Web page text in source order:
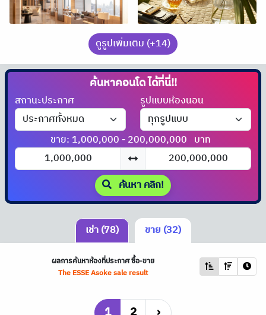
ดูรูปเพิ่มเติม (+14)
ค้นหาคอนโดได้ที่นี่!!
สถานะประกาศ รูปแบบห้องนอน
ขาย: 1,000,000 - 200,000,000 บาท
ค้นหา คลิก!
เช่า (78) ขาย (32)
ผลการค้นหาห้องที่ประกาศ ซื้อ-ขาย
The ESSE Asoke sale result